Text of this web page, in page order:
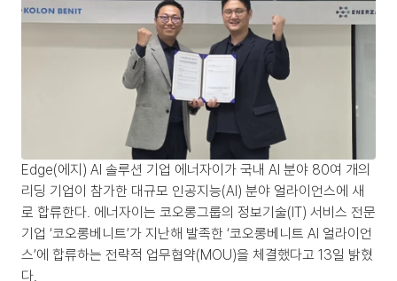
Edge(에지) AI 솔루션 기업 에너자이가 국내 AI 분야 80여 개의
리딩 기업이 참가한 대규모 인공지능(AI) 분야 얼라이언스에 새
로 합류한다. 에너자이는 코오롱그룹의 정보기술(IT) 서비스 전문
기업 ‘코오롱베니트’가 지난해 발족한 ‘코오롱베니트 AI 얼라이언
스’에 합류하는 전략적 업무협약(MOU)을 체결했다고 13일 밝혔
다.